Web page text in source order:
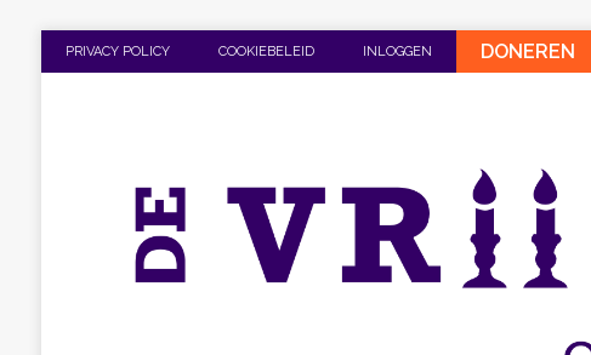
PRIVACY POLICY COOKIEBELEID INLOGGEN DONEREN